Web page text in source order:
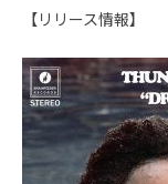
【リリース情報】